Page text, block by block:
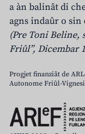
a àn balinât di
agns indaûr o sin
(Pre Toni Beline,
Friûl”, Dicembar
Progjet finanziât de
Autonome Friûl-